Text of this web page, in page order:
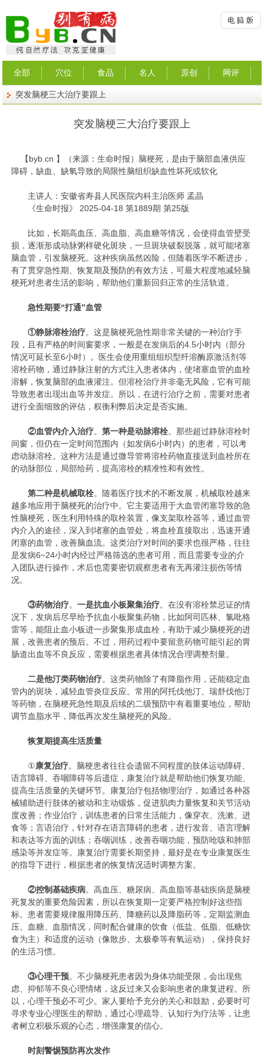
全部 穴位 食品 名人 原创 网评
突发脑梗三大治疗要跟上
突发脑梗三大治疗要跟上
【byb.cn 】（来源：生命时报）脑梗死，是由于脑部血液供应
障碍，缺血、缺氧导致的局限性脑组织缺血性坏死或软化
主讲人：安徽省寿县人民医院内科主治医师 孟晶
《生命时报》 2025-04-18 第1889期 第25版
比如，长期高血压、高血脂、高血糖等情况，会使得血管壁受
损，逐渐形成动脉粥样硬化斑块，一旦斑块破裂脱落，就可能堵塞
脑血管，引发脑梗死。这种疾病虽然凶险，但随着医学不断进步，
有了贯穿急性期、恢复期及预防的有效方法，可最大程度地减轻脑
梗死对患者生活的影响，帮助他们重新回归正常的生活轨道。
急性期要“打通”血管
①静脉溶栓治疗。这是脑梗死急性期非常关键的一种治疗手
段，且有严格的时间窗要求，一般是在发病后的4.5小时内（部分
情况可延长至6小时）。医生会使用重组组织型纤溶酶原激活剂等
溶栓药物，通过静脉注射的方式注入患者体内，使堵塞血管的血栓
溶解，恢复脑部的血液灌注。但溶栓治疗并非毫无风险，它有可能
导致患者出现出血等并发症。所以，在进行治疗之前，需要对患者
进行全面细致的评估，权衡利弊后决定是否实施。
②血管内介入治疗。第一种是动脉溶栓。那些超过静脉溶栓时
间窗，但仍在一定时间范围内（如发病6小时内）的患者，可以考
虑动脉溶栓。这种方法是通过微导管将溶栓药物直接送到血栓所在
的动脉部位，局部给药，提高溶栓的精准性和有效性。
第二种是机械取栓。随着医疗技术的不断发展，机械取栓越来
越多地应用于脑梗死的治疗中。它主要适用于大血管闭塞导致的急
性脑梗死，医生利用特殊的取栓装置，像支架取栓器等，通过血管
内介入的途径，深入到堵塞的血管处，将血栓直接取出，迅速开通
闭塞的血管，改善脑血流。这类治疗对时间的要求也很严格，往往
是发病6~24小时内经过严格筛选的患者可用，而且需要专业的介
入团队进行操作，术后也需要密切观察患者有无再灌注损伤等情
况。
③药物治疗。一是抗血小板聚集治疗。在没有溶栓禁忌证的情
况下，发病后尽早给予抗血小板聚集药物，比如阿司匹林、氯吡格
雷等，能阻止血小板进一步聚集形成血栓，有助于减少脑梗死的进
展，改善患者的预后。不过，用药过程中要留意药物可能引起的胃
肠道出血等不良反应，需要根据患者具体情况合理调整剂量。
二是他汀类药物治疗。这类药物除了有降脂作用，还能稳定血
管内的斑块，减轻血管炎症反应。常用的阿托伐他汀、瑞舒伐他汀
等药物，在脑梗死急性期及后续的二级预防中有着重要地位，帮助
调节血脂水平，降低再次发生脑梗死的风险。
恢复期提高生活质量
①康复治疗。脑梗患者往往会遗留不同程度的肢体运动障碍、
语言障碍、吞咽障碍等后遗症，康复治疗就是帮助他们恢复功能、
提高生活质量的关键环节。康复治疗包括物理治疗，如通过各种器
械辅助进行肢体的被动和主动锻炼，促进肌肉力量恢复和关节活动
度改善；作业治疗，训练患者的日常生活能力，像穿衣、洗漱、进
食等；言语治疗，针对存在语言障碍的患者，进行发音、语言理解
和表达等方面的训练；吞咽训练，改善吞咽功能，预防呛咳和肺部
感染等并发症等。康复治疗需要长期坚持，最好是在专业康复医生
的指导下进行，根据患者的恢复情况适时调整方案。
②控制基础疾病。高血压、糖尿病、高血脂等基础疾病是脑梗
死复发的重要危险因素，所以在恢复期一定要严格控制好这些指
标。患者需要规律服用降压药、降糖药以及降脂药等，定期监测血
压、血糖、血脂情况，同时配合健康的饮食（低盐、低脂、低糖饮
食为主）和适度的运动（像散步、太极拳等有氧运动），保持良好
的生活习惯。
③心理干预。不少脑梗死患者因为身体功能受限，会出现焦
虑、抑郁等不良心理情绪，这反过来又会影响患者的康复进程。所
以，心理干预必不可少。家人要给予充分的关心和鼓励，必要时可
寻求专业心理医生的帮助，通过心理疏导、认知行为疗法等，让患
者树立积极乐观的心态，增强康复的信心。
时刻警惕预防再次发作